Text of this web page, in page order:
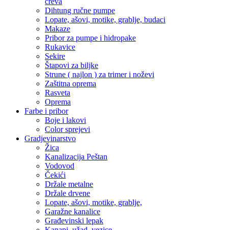
Dihtung ručne pumpe
Lopate, ašovi, motike, grablje, budaci
Makaze
Pribor za pumpe i hidropake
Rukavice
Sekire
Štapovi za biljke
Strune ( najlon ) za trimer i noževi
Zaštitna oprema
Rasveta
Oprema
Farbe i pribor
Boje i lakovi
Color sprejevi
Gradjevinarstvo
Žica
Kanalizacija Peštan
Vodovod
Čekići
Držale metalne
Držale drvene
Lopate, ašovi, motike, grablje,
Garažne kanalice
Građevinski lepak